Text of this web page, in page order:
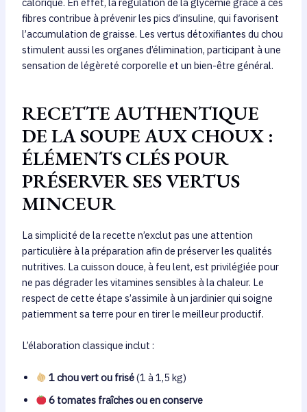
fibres contribue à prévenir les pics d’insuline, qui favorisent
l’accumulation de graisse. Les vertus détoxifiantes du chou
stimulent aussi les organes d’élimination, participant à une
sensation de légèreté corporelle et un bien-être général.
RECETTE AUTHENTIQUE
DE LA SOUPE AUX CHOUX :
ÉLÉMENTS CLÉS POUR
PRÉSERVER SES VERTUS
MINCEUR
La simplicité de la recette n’exclut pas une attention
particulière à la préparation afin de préserver les qualités
nutritives. La cuisson douce, à feu lent, est privilégiée pour
ne pas dégrader les vitamines sensibles à la chaleur. Le
respect de cette étape s’assimile à un jardinier qui soigne
patiemment sa terre pour en tirer le meilleur productif.
L’élaboration classique inclut :
1 chou vert ou frisé(1 à 1,5 kg)
6 tomates fraîches ou en conserve